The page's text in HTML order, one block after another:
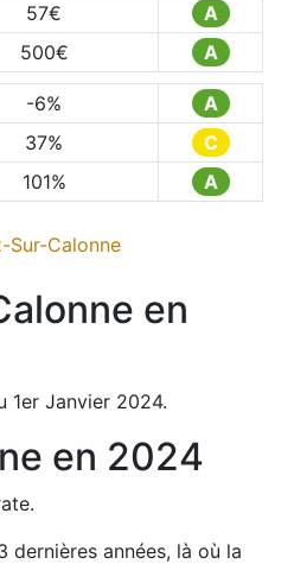
57€
A
500€ A
-6%
A
37%
C
101% A
Sur-Calonne
en
1er Janvier 2024.
en 2024
dernières années, là où la